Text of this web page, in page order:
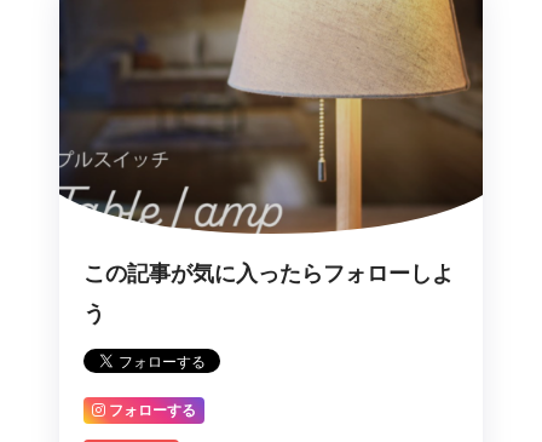
この記事が気に入ったらフォローしよ
う
フォローする